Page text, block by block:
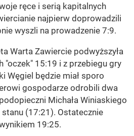
ręce i serią kapitalnych
najpierw doprowadzili
wyszli na prowadzenie 7:9.
Warta Zawiercie podwyższyła
"oczek" 15:19 i z przebiegu gry
Węgiel będzie miał sporo
gospodarze odrobili dwa
Michała Winiaskiego
(17:21). Ostatecznie
19:25.